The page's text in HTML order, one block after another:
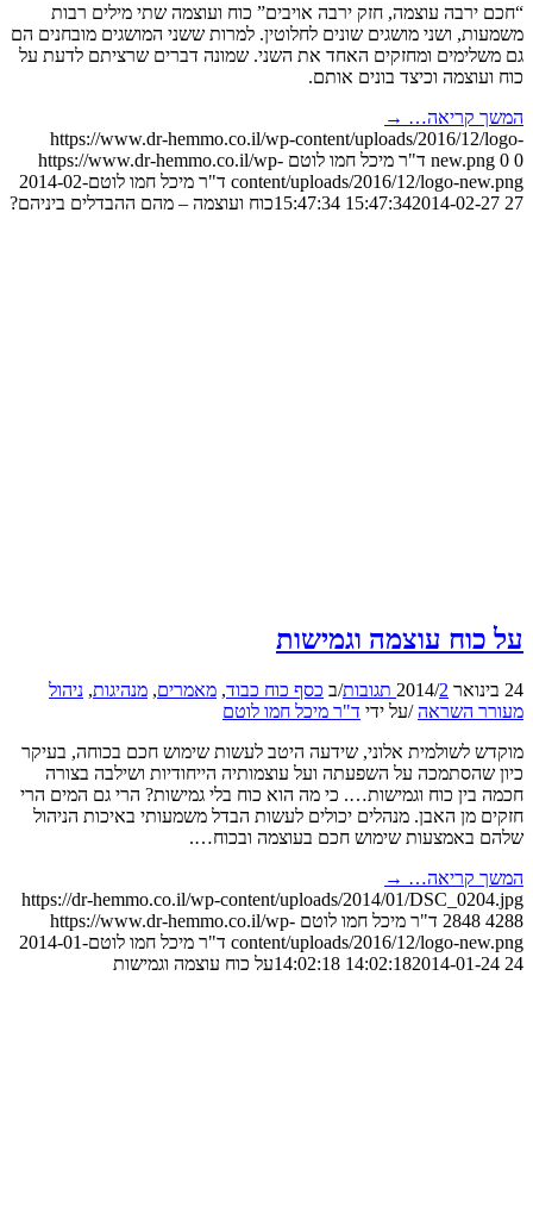
עוצמה, חזק ירבה אויבים” כוח ועוצמה שתי מילים רבות
ושני מושגים שונים לחלוטין. למרות ששני המושגים מובחנים הם
ומחזקים האחד את השני. שמונה דברים שרציתם לדעת על
וכיצד בונים אותם.
קריאה…→
https://www.dr-hemmo.co.il/wp-content/uploads/2016/
ד"ר מיכל חמו לוטם https://www.dr-hemmo.co.il/wp-
content/uploads/2016/12/logo- ד"ר מיכל חמו לוטם2014-02-
2014-02-27
כוח ועוצמה – מהם ההבדלים ביניהם?
עוצמה וגמישות
/2 תגובות /בכסף כוח כבוד,מאמרים,מנהיגות,ניהול
השראה /על ידיד"ר מיכל חמו לוטם
לשולמית אלוני, שידעה היטב לעשות שימוש חכם בכוחה, בעיקר
על השפעתה ועל עוצמותיה הייחודיות ושילבה בצורה
כוח וגמישות…. כי מה הוא כוח בלי גמישות? הרי גם המים הרי
מן האבן. מנהלים יכולים לעשות הבדל משמעותי באיכות הניהול
שימוש חכם בעוצמה ובכוח….
קריאה…→
https://dr-hemmo.co.il/wp-content/uploads/2014/01/
2848 ד"ר מיכל חמו לוטם https://www.dr-hemmo.co.il/wp-
content/uploads/2016/12/logo- ד"ר מיכל חמו לוטם2014-01-
2014-01-24
על כוח עוצמה וגמישות